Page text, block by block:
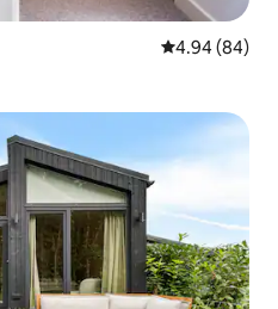
平均评分 4.94
4.94 (84)